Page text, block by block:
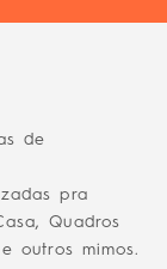
de
pra
Quadros
outros mimos.